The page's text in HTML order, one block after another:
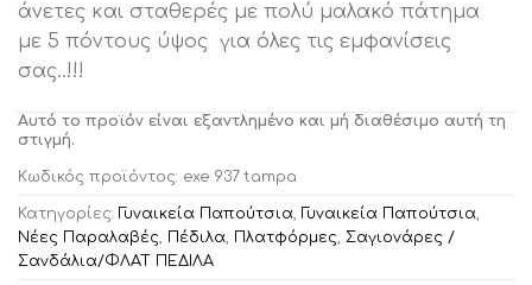
άνετες και σταθερές με πολύ μαλακό πάτημα
με 5 πόντους ύψος για όλες τις εμφανίσεις
σας..!!!
Αυτό το προϊόν είναι εξαντλημένο και μή διαθέσιμο αυτή τη
στιγμή.
Κωδικός προϊόντος: exe 937 tampa
Κατηγορίες: Γυναικεία Παπούτσια, Γυναικεία Παπούτσια,
Νέες Παραλαβές, Πέδιλα, Πλατφόρμες, Σαγιονάρες /
Σανδάλια/ΦΛΑΤ ΠΕΔΙΛΑ